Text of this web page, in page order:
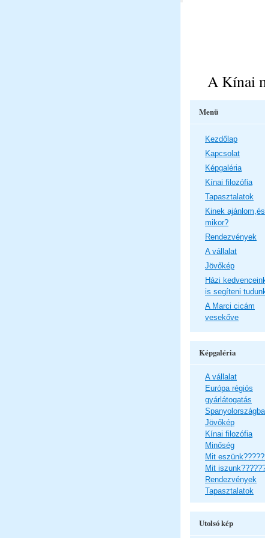
A Kínai
Menü
Kezdőlap
Kapcsolat
Képgaléria
Kínai filozófia
Tapasztalatok
Kinek ajánlom,és
mikor?
Rendezvények
A vállalat
Jövőkép
Házi
is segíteni
A Marci cicám
vesekőve
Képgaléria
A vállalat
Európa régiós
gyárlátogatás
Jövőkép
Kínai filozófia
Minőség
Mit
Mit
Rendezvények
Tapasztalatok
Utolsó kép